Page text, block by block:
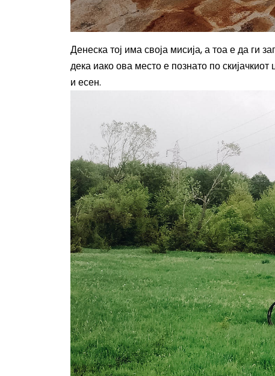
Денеска тој има своја мисија, а тоа е да ги
дека иако ова место е познато по
и есен.